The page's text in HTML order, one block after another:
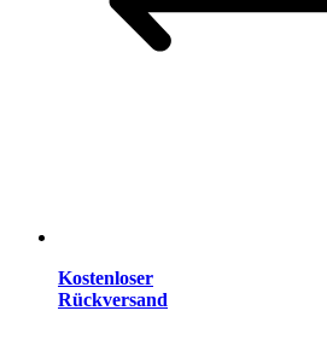
Kostenloser
Rückversand